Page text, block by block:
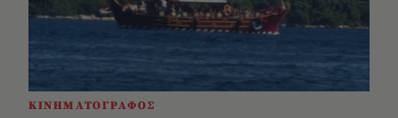
ΚΙΝΗΜΑΤΟΓΡΑΦΟΣ